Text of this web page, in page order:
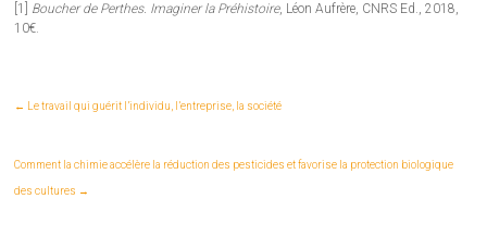
[1] Boucher de Perthes. Imaginer la Préhistoire, Léon Aufrère, CNRS Ed., 2018,
10€.
← Le travail qui guérit l’individu, l’entreprise, la société
Comment la chimie accélère la réduction des pesticides et favorise la protection biologique
des cultures →